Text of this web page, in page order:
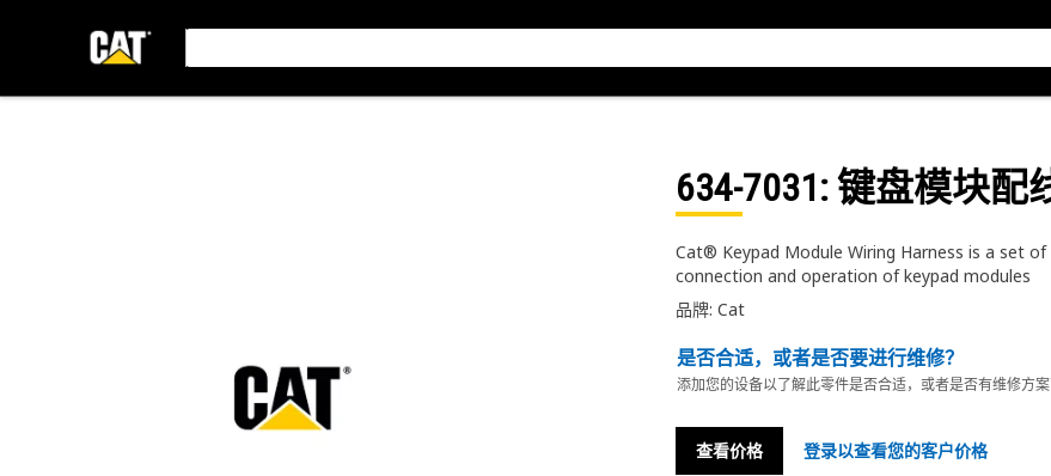
634-7031: 键盘模块配
Cat® Keypad Module Wiring Harness is a set
connection and operation of keypad modules
品牌: Cat
是否合适，或者是否要进行维修？
添加您的设备以了解此零件是否合适，或者是否有维修方案
查看价格 登录以查看您的客户价格